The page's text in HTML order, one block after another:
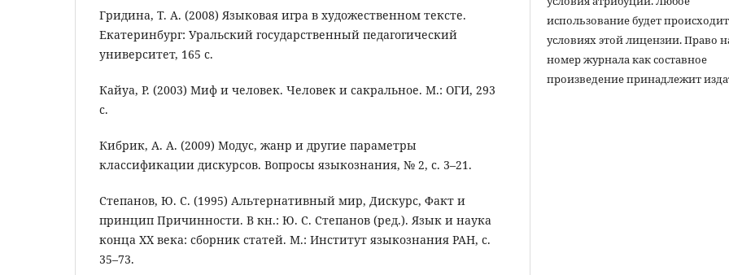
Гридина, Т. А. (2008) Языковая игра в художественном тексте.
Екатеринбург: Уральский государственный педагогический
университет, 165 с.
Кайуа, Р. (2003) Миф и человек. Человек и сакральное. М.: ОГИ, 293
с.
Кибрик, А. А. (2009) Модус, жанр и другие параметры
классификации дискурсов. Вопросы языкознания, № 2, с. 3–21.
Степанов, Ю. С. (1995) Альтернативный мир, Дискурс, Факт и
принцип Причинности. В кн.: Ю. С. Степанов (ред.). Язык и наука
конца XX века: сборник статей. М.: Институт языкознания РАН, с.
35–73.
использование будет
условиях этой лицензии. Право
номер журнала как составное
произведение принадлежит